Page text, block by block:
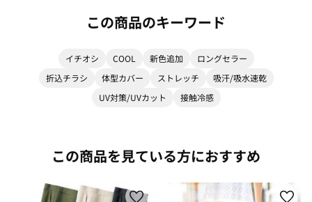
この商品のキーワード
イチオシ COOL 新色追加
ロングセラー
折込チラシ
体型カバー ストレッチ
吸汗/吸水速乾
UV対策/UVカット
接触冷感
この商品を見ている方におすすめ